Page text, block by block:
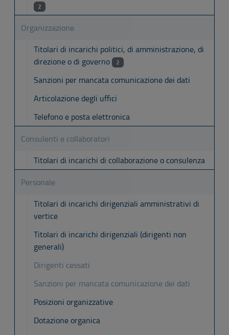
2
Organizzazione
Titolari di incarichi politici, di amministrazione, di
direzione o di governo
2
Sanzioni per mancata comunicazione dei dati
Articolazione degli uffici
Telefono e posta elettronica
Consulenti e collaboratori
Titolari di incarichi di collaborazione o consulenza
Personale
Titolari di incarichi dirigenziali amministrativi di
vertice
Titolari di incarichi dirigenziali (dirigenti non
generali)
Dirigenti cessati
Sanzioni per mancata comunicazione dei dati
Posizioni organizzative
Dotazione organica